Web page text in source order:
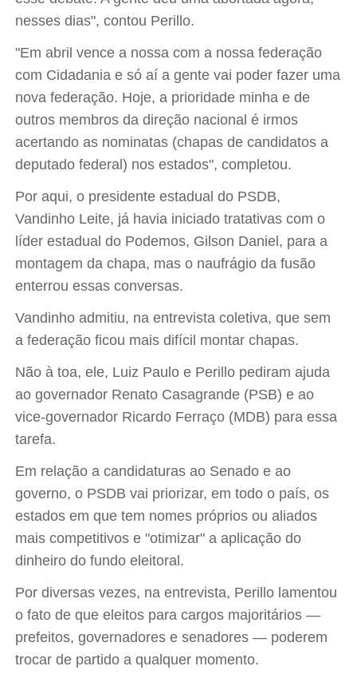
nesses dias", contou Perillo.
"Em abril vence a nossa com a nossa federação
com Cidadania e só aí a gente vai poder fazer uma
nova federação. Hoje, a prioridade minha e de
outros membros da direção nacional é irmos
acertando as nominatas (chapas de candidatos a
deputado federal) nos estados", completou.
Por aqui, o presidente estadual do PSDB,
Vandinho Leite, já havia iniciado tratativas com o
líder estadual do Podemos, Gilson Daniel, para a
montagem da chapa, mas o naufrágio da fusão
enterrou essas conversas.
Vandinho admitiu, na entrevista coletiva, que sem
a federação ficou mais difícil montar chapas.
Não à toa, ele, Luiz Paulo e Perillo pediram ajuda
ao governador Renato Casagrande (PSB) e ao
vice-governador Ricardo Ferraço (MDB) para essa
tarefa.
Em relação a candidaturas ao Senado e ao
governo, o PSDB vai priorizar, em todo o país, os
estados em que tem nomes próprios ou aliados
mais competitivos e "otimizar" a aplicação do
dinheiro do fundo eleitoral.
Por diversas vezes, na entrevista, Perillo lamentou
o fato de que eleitos para cargos majoritários —
prefeitos, governadores e senadores — poderem
trocar de partido a qualquer momento.